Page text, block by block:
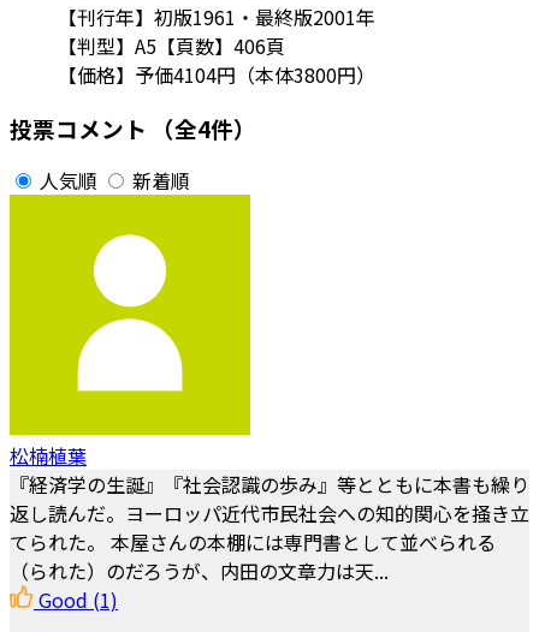
【刊行年】初版1961・最終版2001年
【判型】A5【頁数】406頁
【価格】予価4104円（本体3800円）
投票コメント （全4件）
人気順 新着順
松楠植葉
『経済学の生誕』『社会認識の歩み』等とともに本書も繰り
返し読んだ。ヨーロッパ近代市民社会への知的関心を掻き立
てられた。 本屋さんの本棚には専門書として並べられる
（られた）のだろうが、内田の文章力は天...
Good (1)